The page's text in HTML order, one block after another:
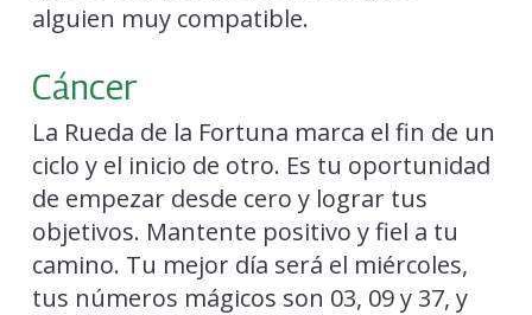
alguien muy compatible.
Cáncer
La Rueda de la Fortuna marca el fin de un
ciclo y el inicio de otro. Es tu oportunidad
de empezar desde cero y lograr tus
objetivos. Mantente positivo y fiel a tu
camino. Tu mejor día será el miércoles,
tus números mágicos son 03, 09 y 37, y